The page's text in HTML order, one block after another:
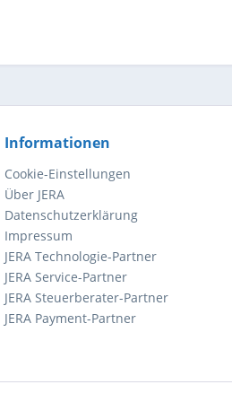
Informationen
Cookie-Einstellungen
Über JERA
Datenschutzerklärung
Impressum
JERA Technologie-Partner
JERA Service-Partner
JERA Steuerberater-Partner
JERA Payment-Partner